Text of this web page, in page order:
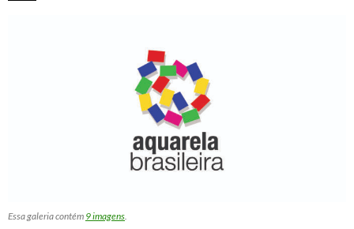
Essa galeria contém 9 imagens.